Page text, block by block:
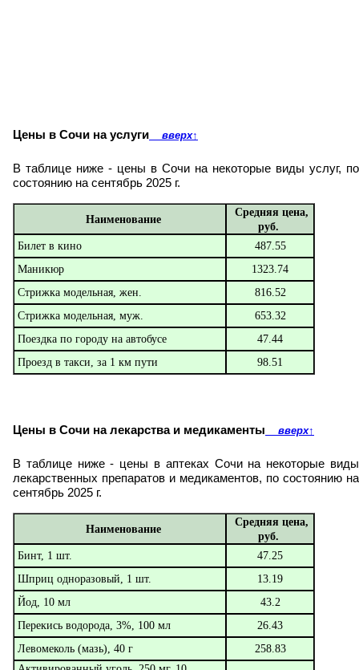
Цены в Сочи на услуги вверх↑
В таблице ниже - цены в Сочи на некоторые виды услуг, по
состоянию на сентябрь 2025 г.
Наименование
Средняя цена,
руб.
Билет в кино
487.55
Маникюр
1323.74
Стрижка модельная, жен.
816.52
Стрижка модельная, муж.
653.32
Поездка по городу на автобусе
47.44
Проезд в такси, за 1 км пути
98.51
Цены в Сочи на лекарства и медикаменты вверх↑
В таблице ниже - цены в аптеках Сочи на некоторые виды
лекарственных препаратов и медикаментов, по состоянию на
сентябрь 2025 г.
Наименование
Средняя цена,
руб.
Бинт, 1 шт.
47.25
Шприц одноразовый, 1 шт.
13.19
Йод, 10 мл
43.2
Перекись водорода, 3%, 100 мл
26.43
Левомеколь (мазь), 40 г
258.83